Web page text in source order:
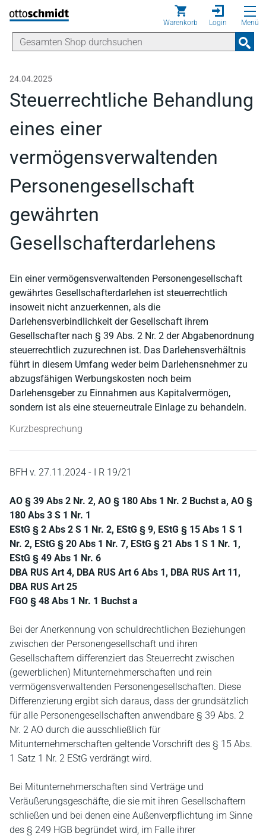
Direkt zum Inhalt
Warenkorb Login Menü
24.04.2025
Steuerrechtliche Behandlung
eines einer
vermögensverwaltenden
Personengesellschaft
gewährten
Gesellschafterdarlehens
Ein einer vermögensverwaltenden Personengesellschaft
gewährtes Gesellschafterdarlehen ist steuerrechtlich
insoweit nicht anzuerkennen, als die
Darlehensverbindlichkeit der Gesellschaft ihrem
Gesellschafter nach § 39 Abs. 2 Nr. 2 der Abgabenordnung
steuerrechtlich zuzurechnen ist. Das Darlehensverhältnis
führt in diesem Umfang weder beim Darlehensnehmer zu
abzugsfähigen Werbungskosten noch beim
Darlehensgeber zu Einnahmen aus Kapitalvermögen,
sondern ist als eine steuerneutrale Einlage zu behandeln.
Kurzbesprechung
BFH v. 27.11.2024 - I R 19/21
AO § 39 Abs 2 Nr. 2, AO § 180 Abs 1 Nr. 2 Buchst a, AO §
180 Abs 3 S 1 Nr. 1
EStG § 2 Abs 2 S 1 Nr. 2, EStG § 9, EStG § 15 Abs 1 S 1
Nr. 2, EStG § 20 Abs 1 Nr. 7, EStG § 21 Abs 1 S 1 Nr. 1,
EStG § 49 Abs 1 Nr. 6
DBA RUS Art 4, DBA RUS Art 6 Abs 1, DBA RUS Art 11,
DBA RUS Art 25
FGO § 48 Abs 1 Nr. 1 Buchst a
Bei der Anerkennung von schuldrechtlichen Beziehungen
zwischen der Personengesellschaft und ihren
Gesellschaftern differenziert das Steuerrecht zwischen
(gewerblichen) Mitunternehmerschaften und rein
vermögensverwaltenden Personengesellschaften. Diese
Differenzierung ergibt sich daraus, dass der grundsätzlich
für alle Personengesellschaften anwendbare § 39 Abs. 2
Nr. 2 AO durch die ausschließlich für
Mitunternehmerschaften geltende Vorschrift des § 15 Abs.
1 Satz 1 Nr. 2 EStG verdrängt wird.
Bei Mitunternehmerschaften sind Verträge und
Veräußerungsgeschäfte, die sie mit ihren Gesellschaftern
schließen und bei denen eine Außenverpflichtung im Sinne
des § 249 HGB begründet wird, im Falle ihrer